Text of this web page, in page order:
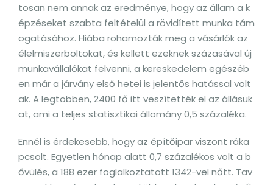
tosan nem annak az eredménye, hogy az állam a k
épzéseket szabta feltételül a rövidített munka tám
ogatásához. Hiába rohamozták meg a vásárlók az
élelmiszerboltokat, és kellett ezeknek százasával új
munkavállalókat felvenni, a kereskedelem egészéb
en már a járvány első hetei is jelentős hatással volt
ak. A legtöbben, 2400 fő itt veszítették el az állásuk
at, ami a teljes statisztikai állomány 0,5 százaléka.
Ennél is érdekesebb, hogy az építőipar viszont ráka
pcsolt. Egyetlen hónap alatt 0,7 százalékos volt a b
ővülés, a 188 ezer foglalkoztatott 1342-vel nőtt. Tav